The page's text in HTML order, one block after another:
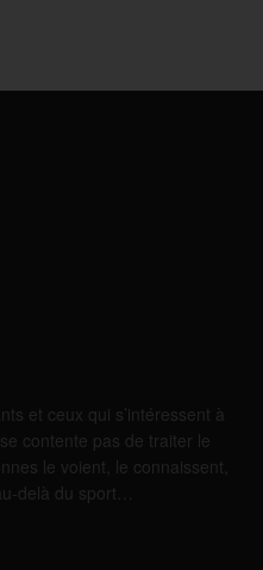
et ceux qui s’intéressent à
contente pas de traiter le
le voient, le connaissent,
delà du sport…